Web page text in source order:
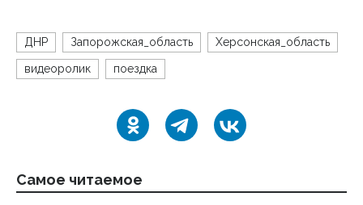
ДНР Запорожская_область Херсонская_область
видеоролик поездка
Самое читаемое